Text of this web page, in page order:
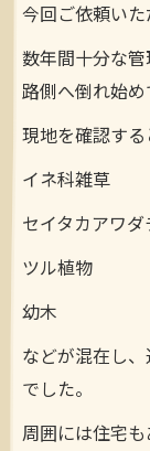
今回ご依頼いた
数年間十分な
路側へ倒れ始め
現地を確認する
イネ科雑草
セイタカアワダ
ツル植物
幼木
などが混在し
でした。
周囲には住宅も